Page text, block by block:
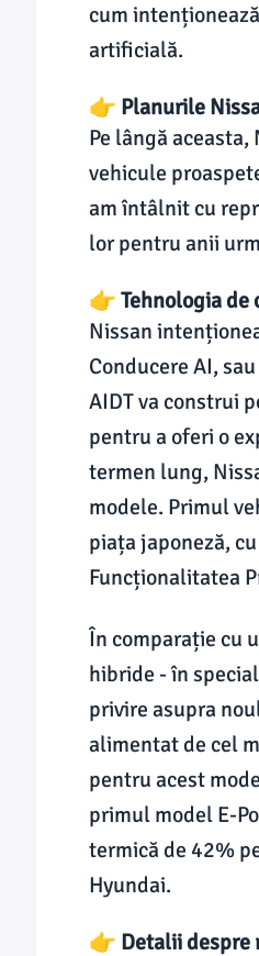
cum
artificială.
👉 Planurile
Pe lângă
vehicule
am întâlnit cu
lor pentru anii
👉 Tehnologia de
Nissan
Conducere AI,
AIDT va construi
pentru a oferi o
termen lung,
modele. Primul
piața japoneză,
Funcționalitatea
În comparație cu
hibride - în
privire asupra
alimentat de cel
pentru acest
primul model E-
termică de 42%
Hyundai.
👉 Detalii despre